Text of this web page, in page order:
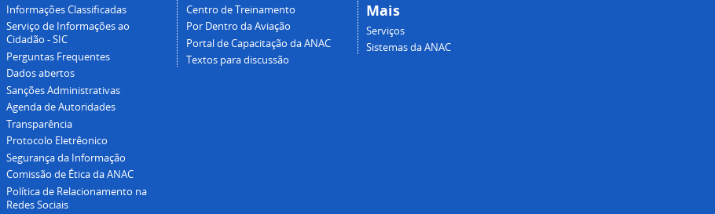
Informações Classificadas
Serviço de Informações ao
Cidadão - SIC
Perguntas Frequentes
Dados abertos
Sanções Administrativas
Agenda de Autoridades
Transparência
Protocolo Eletrêonico
Segurança da Informação
Comissão de Ética da ANAC
Política de Relacionamento na
Redes Sociais
Centro de Treinamento
Por Dentro da Aviação
Portal de Capacitação da ANAC
Textos para discussão
Mais
Serviços
Sistemas da ANAC